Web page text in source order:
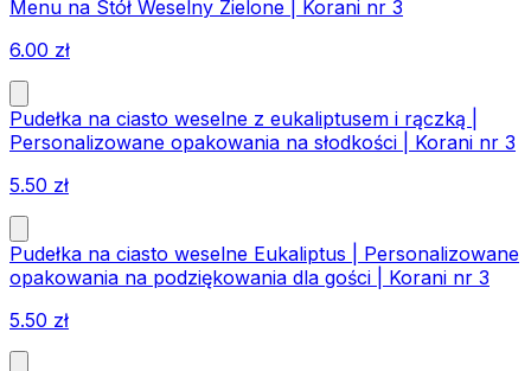
Menu na Stół Weselny Zielone | Korani nr 3
6.00 zł
Pudełka na ciasto weselne z eukaliptusem i rączką |
Personalizowane opakowania na słodkości | Korani nr 3
5.50 zł
Pudełka na ciasto weselne Eukaliptus | Personalizowane
opakowania na podziękowania dla gości | Korani nr 3
5.50 zł